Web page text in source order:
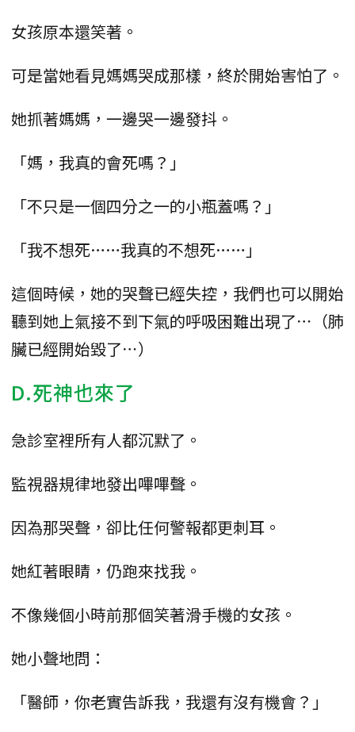
女孩原本還笑著。
可是當她看見媽媽哭成那樣，終於開始害怕了。
她抓著媽媽，一邊哭一邊發抖。
「媽，我真的會死嗎？」
「不只是一個四分之一的小瓶蓋嗎？」
「我不想死……我真的不想死……」
這個時候，她的哭聲已經失控，我們也可以開始
聽到她上氣接不到下氣的呼吸困難出現了⋯（肺
臟已經開始毀了⋯）
D.死神也來了
急診室裡所有人都沉默了。
監視器規律地發出嗶嗶聲。
因為那哭聲，卻比任何警報都更刺耳。
她紅著眼睛，仍跑來找我。
不像幾個小時前那個笑著滑手機的女孩。
她小聲地問：
「醫師，你老實告訴我，我還有沒有機會？」